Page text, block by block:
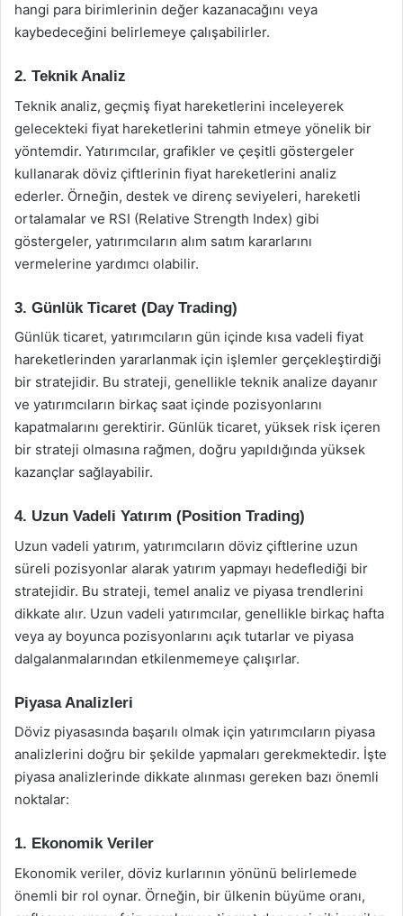
hangi para birimlerinin değer kazanacağını veya
kaybedeceğini belirlemeye çalışabilirler.
2. Teknik Analiz
Teknik analiz, geçmiş fiyat hareketlerini inceleyerek
gelecekteki fiyat hareketlerini tahmin etmeye yönelik bir
yöntemdir. Yatırımcılar, grafikler ve çeşitli göstergeler
kullanarak döviz çiftlerinin fiyat hareketlerini analiz
ederler. Örneğin, destek ve direnç seviyeleri, hareketli
ortalamalar ve RSI (Relative Strength Index) gibi
göstergeler, yatırımcıların alım satım kararlarını
vermelerine yardımcı olabilir.
3. Günlük Ticaret (Day Trading)
Günlük ticaret, yatırımcıların gün içinde kısa vadeli fiyat
hareketlerinden yararlanmak için işlemler gerçekleştirdiği
bir stratejidir. Bu strateji, genellikle teknik analize dayanır
ve yatırımcıların birkaç saat içinde pozisyonlarını
kapatmalarını gerektirir. Günlük ticaret, yüksek risk içeren
bir strateji olmasına rağmen, doğru yapıldığında yüksek
kazançlar sağlayabilir.
4. Uzun Vadeli Yatırım (Position Trading)
Uzun vadeli yatırım, yatırımcıların döviz çiftlerine uzun
süreli pozisyonlar alarak yatırım yapmayı hedeflediği bir
stratejidir. Bu strateji, temel analiz ve piyasa trendlerini
dikkate alır. Uzun vadeli yatırımcılar, genellikle birkaç hafta
veya ay boyunca pozisyonlarını açık tutarlar ve piyasa
dalgalanmalarından etkilenmemeye çalışırlar.
Piyasa Analizleri
Döviz piyasasında başarılı olmak için yatırımcıların piyasa
analizlerini doğru bir şekilde yapmaları gerekmektedir. İşte
piyasa analizlerinde dikkate alınması gereken bazı önemli
noktalar:
1. Ekonomik Veriler
Ekonomik veriler, döviz kurlarının yönünü belirlemede
önemli bir rol oynar. Örneğin, bir ülkenin büyüme oranı,